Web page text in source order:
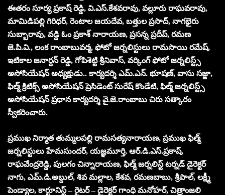
ఈతరం సూర్య ప్రకాష్ రెడ్డి, వి.ఎస్.కేశవరావు, వల్లూరు రాఘవరావు,
మామిడిపల్లి గిరిధర్, రెంటాల జయదేవ, బత్తుల ప్రసాద్, నాగభైరు
సుబ్బారావు, వడ్డి ఓం ప్రకాశ్ నారాయణ, ప్రసన్న ప్రదీప్, రమణ
జె.పి.వి., లంక రాంబాబువర్మ, ఫోటో జర్నలిస్టులు రామసాయి రమేష్,
ఇటికాల జనార్దన్ రెడ్డి, గోపిశెట్టి శ్రీనివాస్, వర్కింగ్ ఫోటో జర్నలిస్ట్స్
అసోసియేషన్ అధ్యక్షుడు.. కార్యదర్శి ఎమ్.ఎన్. భూషణ్, వాసు సజ్జా,
ఫిల్మ్ క్రిటిక్స్ అసోసియేషన్ ప్రెసిడెంట్ సురేష్ కొండేటి, ఫిల్మ్ జర్నలిస్ట్స్
అసోసియేషన్ ప్రధాన కార్యదర్శి వై.జె.రాంబాబు చిరు సత్కారం
స్వీకరించారు.
ప్రముఖ నిర్మాత తుమ్మలపల్లి రామసత్యనారాయణ, ప్రముఖ ఫిల్మ్
జర్నలిస్టులు హేమసుందర్, యజ్ఞమూర్తి, ఆర్.డి.ఎస్.ప్రకాష్,
రాఘవేంద్రరెడ్డి, పులగం చిన్నారాయణ, ఫిల్మ్ జర్నలిస్ట్ టర్నడ్ డైరెక్టర్
నాగు, ఎమ్.డి.అబ్దుల్, శివ మల్లాల, కేశవ, రమణబాబు, శ్రీపాల్, లక్ష్మీ
పెండ్యాల, కార్టూనిస్ట్ – రైటర్ – డైరెక్టర్ గాంధి మనోహర్, చిత్రాంజలి